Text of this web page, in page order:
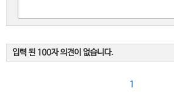
입력 된 100자 의견이 없습니다.
1